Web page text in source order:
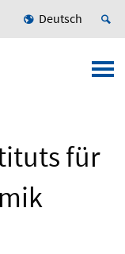
Deutsch
für